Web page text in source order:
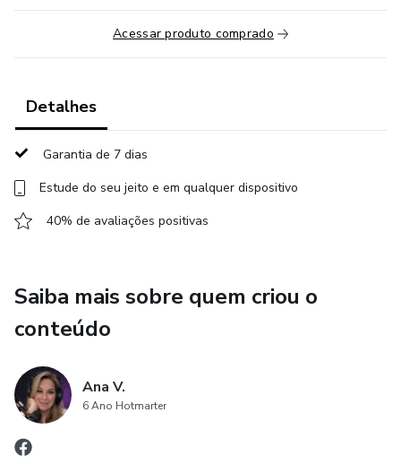
cuidar de vidas.
Acessar produto comprado
Detalhes
Garantia de 7 dias
Estude do seu jeito e em qualquer dispositivo
40% de avaliações positivas
Saiba mais sobre quem criou o
conteúdo
Ana V.
6 Ano Hotmarter